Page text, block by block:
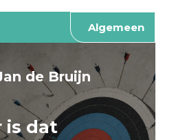
Algemeen
de Bruijn
is dat